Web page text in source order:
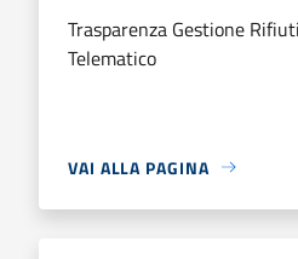
Trasparenza Gestione
Telematico
VAI ALLA PAGINA